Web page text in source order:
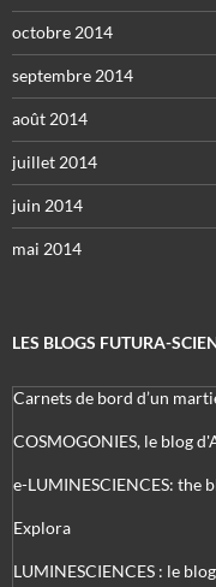
octobre 2014
septembre 2014
août 2014
juillet 2014
juin 2014
mai 2014
LES BLOGS FUTURA-
Carnets de bord d’un
COSMOGONIES, le blog
e-LUMINESCIENCES: the
Explora
LUMINESCIENCES : le